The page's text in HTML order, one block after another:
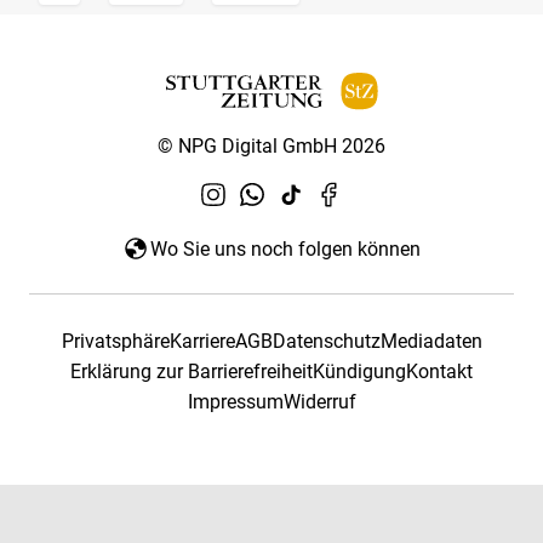
© NPG Digital GmbH 2026
Wo Sie uns noch folgen können
PrivatsphäreKarriereAGBDatenschutzMediadaten
Erklärung zur BarrierefreiheitKündigungKontakt
ImpressumWiderruf